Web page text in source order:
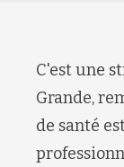
C'est une
Grande,
de santé